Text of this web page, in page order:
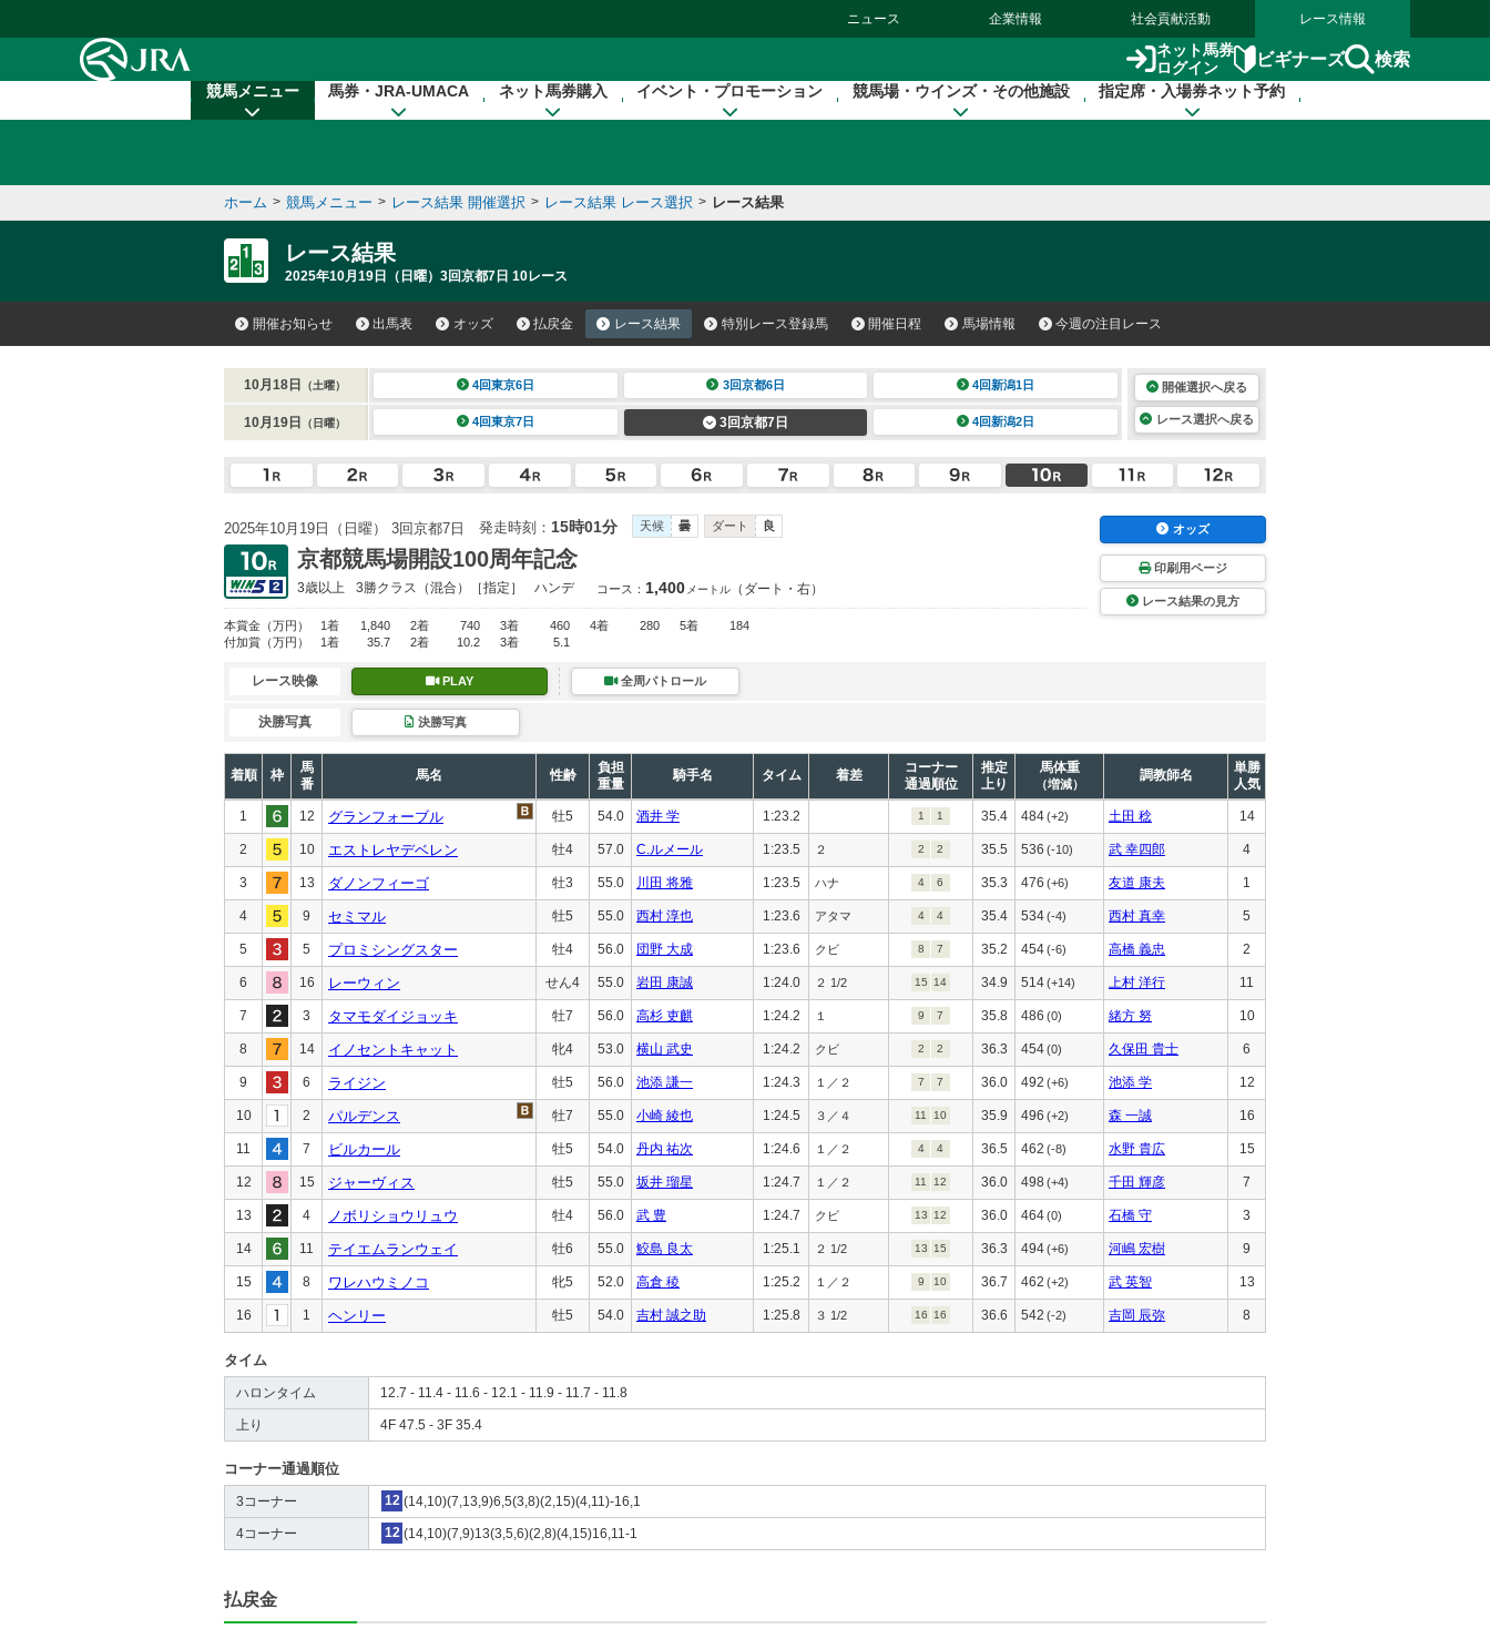
ニュース 企業情報 社会貢献活動 レース情報
ネット馬券
ログイン
ビギナーズ 検索
競馬メニュー 馬券・JRA-UMACA ネット馬券購入 イベント・プロモーション 競馬場・ウインズ・その他施設 指定席・入場券ネット予約
ホーム > 競馬メニュー > レース結果 開催選択 > レース結果 レース選択 > レース結果
レース結果
2025年10月19日（日曜）3回京都7日 10レース
開催お知らせ 出馬表 オッズ 払戻金 レース結果 特別レース登録馬 開催日程 馬場情報 今週の注目レース
10月18日 （土曜） 4回東京6日 3回京都6日 4回新潟1日
10月19日 （日曜） 4回東京7日 3回京都7日 4回新潟2日
開催選択へ戻る
レース選択へ戻る
2025年10月19日（日曜） 3回京都7日 発走時刻： 15時01分 天候 曇 ダート 良
京都競馬場開設100周年記念
3歳以上 3勝クラス （混合）［指定］ ハンデ コース： 1,400 メートル （ダート・右）
本賞金 （万円） 1着 1,840 2着 740 3着 460 4着 280 5着
184
付加賞 （万円） 1着 35.7 2着 10.2 3着 5.1
オッズ
印刷用ページ
レース結果の見方
レース映像 PLAY 全周パトロール
決勝写真 決勝写真
着順 枠
馬
番
馬名 性齢
負担
重量
騎手名 タイム 着差
コーナー
通過順位
推定
上り
馬体重
（増減）
調教師名
単勝
人気
1 12 グランフォーブル 牡5 54.0 酒井 学 1:23.2 1 1 35.4 484(+2) 土田 稔 14
2 10 エストレヤデベレン 牡4 57.0 C.ルメール 1:23.5 ２ 2 2 35.5 536 (-10) 武 幸四郎 4
3 13 ダノンフィーゴ 牡3 55.0 川田 将雅 1:23.5 ハナ 4 6 35.3 476 (+6) 友道 康夫 1
4 9 セミマル 牡5 55.0 西村 淳也 1:23.6 アタマ 4 4 35.4 534(-4) 西村 真幸 5
5 5 プロミシングスター 牡4 56.0 団野 大成 1:23.6 クビ 8 7 35.2 454(-6) 高橋 義忠 2
6 16 レーウィン せん4 55.0 岩田 康誠 1:24.0 ２ 1/2 15 14 34.9 514(+14) 上村 洋行 11
7 3 タマモダイジョッキ 牡7 56.0 高杉 吏麒 1:24.2 １ 9 7 35.8 486 (0) 緒方 努 10
8 14 イノセントキャット 牝4 53.0 横山 武史 1:24.2 クビ 2 2 36.3 454(0) 久保田 貴士 6
9 6 ライジン 牡5 56.0 池添 謙一 1:24.3 １／２ 7 7 36.0 492 (+6) 池添 学 12
10 2 パルデンス 牡7 55.0 小崎 綾也 1:24.5 ３／４ 11 10 35.9 496 (+2) 森 一誠 16
11 7 ビルカール 牡5 54.0 丹内 祐次 1:24.6 １／２ 4 4 36.5 462 (-8) 水野 貴広 15
12 15 ジャーヴィス 牡5 55.0 坂井 瑠星 1:24.7 １／２ 11 12 36.0 498 (+4) 千田 輝彦 7
13 4 ノボリショウリュウ 牡4 56.0 武 豊 1:24.7 クビ 13 12 36.0 464(0) 石橋 守 3
14 11 テイエムランウェイ 牡6 55.0 鮫島 良太 1:25.1 ２ 1/2 13 15 36.3 494(+6) 河嶋 宏樹 9
15 8 ワレハウミノコ 牝5 52.0 高倉 稜 1:25.2 １／２ 9 10 36.7 462 (+2) 武 英智 13
16 1 ヘンリー 牡5 54.0 吉村 誠之助 1:25.8 ３ 1/2 16 16 36.6 542 (-2) 吉岡 辰弥 8
タイム
ハロンタイム 12.7 - 11.4 - 11.6 - 12.1 - 11.9 - 11.7 - 11.8
上り 4F 47.5 - 3F 35.4
コーナー通過順位
3コーナー 12 (14,10)(7,13,9)6,5(3,8)(2,15)(4,11)-16,1
4コーナー 12 (14,10)(7,9)13(3,5,6)(2,8)(4,15)16,11-1
払戻金